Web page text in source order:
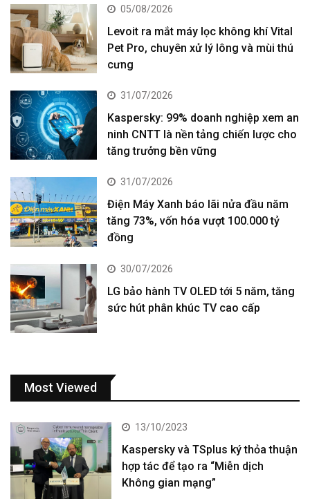
05/08/2026
Levoit ra mắt máy lọc không khí Vital
Pet Pro, chuyên xử lý lông và mùi thú
cưng
31/07/2026
Kaspersky: 99% doanh nghiệp xem an
ninh CNTT là nền tảng chiến lược cho
tăng trưởng bền vững
31/07/2026
Điện Máy Xanh báo lãi nửa đầu năm
tăng 73%, vốn hóa vượt 100.000 tỷ
đồng
30/07/2026
LG bảo hành TV OLED tới 5 năm, tăng
sức hút phân khúc TV cao cấp
Most Viewed
13/10/2023
Kaspersky và TSplus ký thỏa thuận
hợp tác để tạo ra “Miễn dịch
Không gian mạng”